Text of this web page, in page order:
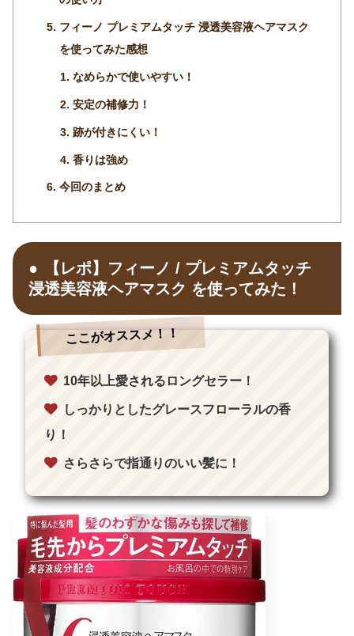
フィーノ プレミアムタッチ 浸透美容液ヘアマスク
を使ってみた感想
なめらかで使いやすい！
安定の補修力！
跡が付きにくい！
香りは強め
今回のまとめ
【レポ】フィーノ / プレミアムタッチ
浸透美容液ヘアマスク を使ってみた！
ここがオススメ！！
10年以上愛されるロングセラー！
しっかりとしたグレースフローラルの香
り！
さらさらで指通りのいい髪に！